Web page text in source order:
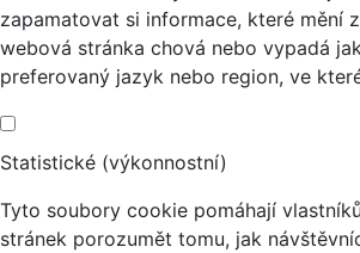
zapamatovat si informace, které mění
webová stránka chová nebo vypadá
preferovaný jazyk nebo region, ve
Statistické (výkonnostní)
Tyto soubory cookie pomáhají
stránek porozumět tomu, jak